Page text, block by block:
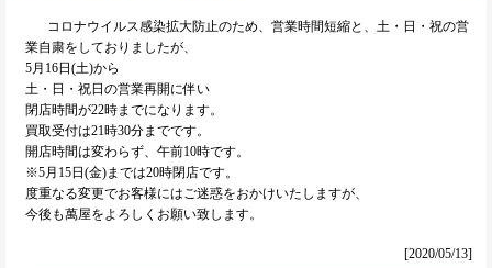
コロナウイルス感染拡大防止のため、営業時間短縮と、土・日・祝の営
業自粛をしておりましたが、
5月16日(土)から
土・日・祝日の営業再開に伴い
閉店時間が22時までになります。
買取受付は21時30分までです。
開店時間は変わらず、午前10時です。
※5月15日(金)までは20時閉店です。
度重なる変更でお客様にはご迷惑をおかけいたしますが、
今後も萬屋をよろしくお願い致します。
[2020/05/13]